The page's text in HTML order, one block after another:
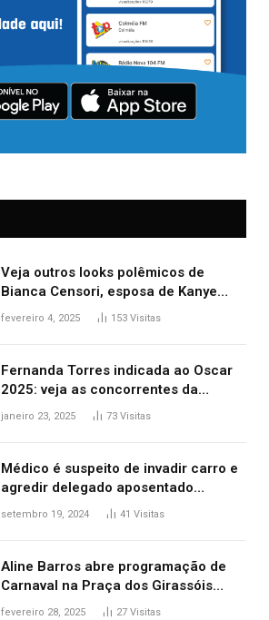
Veja outros looks polêmicos de
Bianca Censori, esposa de Kanye
West que apareceu nua no Grammy
fevereiro 4, 2025 153 Visitas
Fernanda Torres indicada ao Oscar
2025: veja as concorrentes da
brasileira a melhor atriz
janeiro 23, 2025 73 Visitas
Médico é suspeito de invadir carro e
agredir delegado aposentado
durante confusão no trânsito
setembro 19, 2024 41 Visitas
Aline Barros abre programação de
Carnaval na Praça dos Girassóis
nesta sexta-feira, em Palmas
fevereiro 28, 2025 27 Visitas